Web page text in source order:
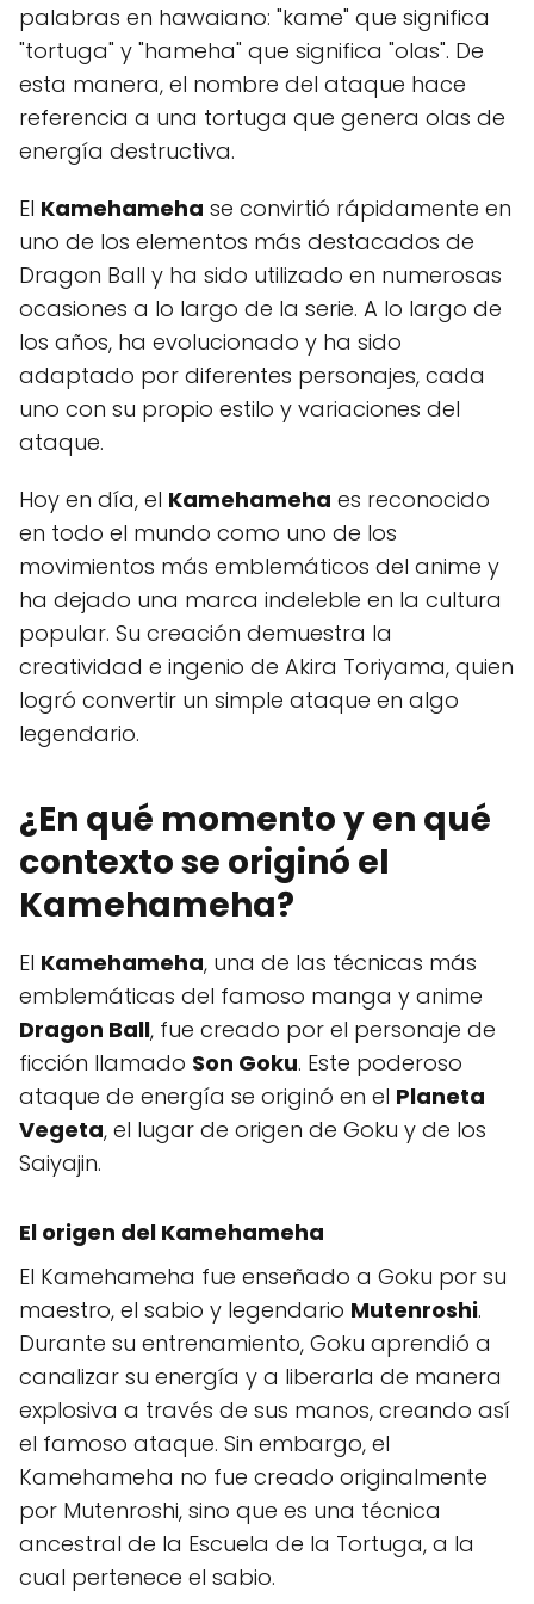
palabras en hawaiano: "kame" que significa
"tortuga" y "hameha" que significa "olas". De
esta manera, el nombre del ataque hace
referencia a una tortuga que genera olas de
energía destructiva.
El Kamehameha se convirtió rápidamente en
uno de los elementos más destacados de
Dragon Ball y ha sido utilizado en numerosas
ocasiones a lo largo de la serie. A lo largo de
los años, ha evolucionado y ha sido
adaptado por diferentes personajes, cada
uno con su propio estilo y variaciones del
ataque.
Hoy en día, el Kamehameha es reconocido
en todo el mundo como uno de los
movimientos más emblemáticos del anime y
ha dejado una marca indeleble en la cultura
popular. Su creación demuestra la
creatividad e ingenio de Akira Toriyama, quien
logró convertir un simple ataque en algo
legendario.
¿En qué momento y en qué
contexto se originó el
Kamehameha?
El Kamehameha, una de las técnicas más
emblemáticas del famoso manga y anime
Dragon Ball, fue creado por el personaje de
ficción llamado Son Goku. Este poderoso
ataque de energía se originó en el Planeta
Vegeta, el lugar de origen de Goku y de los
Saiyajin.
El origen del Kamehameha
El Kamehameha fue enseñado a Goku por su
maestro, el sabio y legendario Mutenroshi.
Durante su entrenamiento, Goku aprendió a
canalizar su energía y a liberarla de manera
explosiva a través de sus manos, creando así
el famoso ataque. Sin embargo, el
Kamehameha no fue creado originalmente
por Mutenroshi, sino que es una técnica
ancestral de la Escuela de la Tortuga, a la
cual pertenece el sabio.